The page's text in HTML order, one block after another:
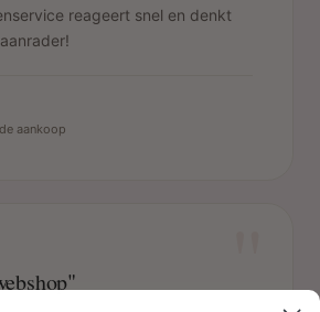
reageert snel en denkt
aankoop
"